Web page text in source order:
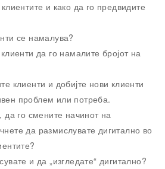
и како да го предвидите
се намалува?
да го намалите бројот на
клиенти и добијте нови клиенти
проблем или потреба.
да го смените начинот на
да размислувате дигитално во
и да „изгледате“ дигитално?